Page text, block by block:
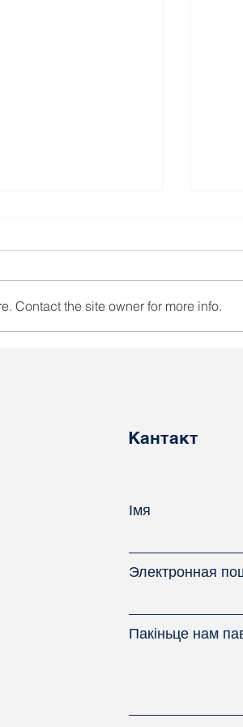
Contact the site owner for more info.
Кантакт
Імя
Электронная
Пакіньце нам